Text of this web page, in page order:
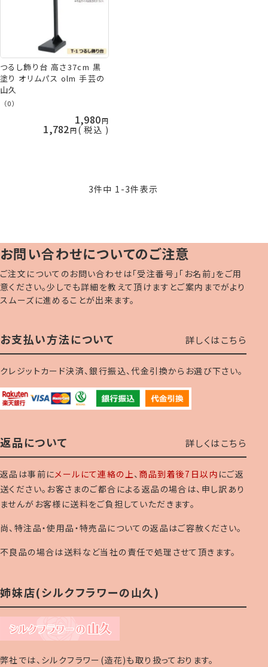
つるし飾り台 高さ37cm 黒
塗り オリムパス olm 手芸の
山久
（0）
1,980
1,782 税込
3件中 1 -3件表示
お問い合わせについてのご注意
ご注文についてのお問い合わせは「受注番号」「お名前」をご用
意ください。少しでも詳細を教えて頂けますとご案内までがより
スムーズに進めることが出来ます。
お支払い方法について 詳しくはこちら
クレジットカード決済、銀行振込、代金引換からお選び下さい。
返品について 詳しくはこちら
返品は事前にメールにて連絡の上、 商品到着後7日以内 にご返
送ください。お客さまのご都合による返品の場合は、申し訳あり
ませんがお客様に送料をご負担していただきます。
尚、特注品・使用品・特売品についての返品はご容赦ください。
不良品の場合は送料など当社の責任で処理させて頂きます。
姉妹店(シルクフラワーの山久)
弊社では、シルクフラワー(造花)も取り扱っております。